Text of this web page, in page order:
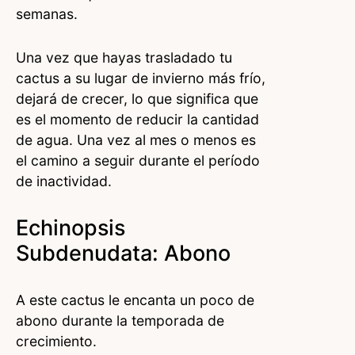
semanas.
Una vez que hayas trasladado tu
cactus a su lugar de invierno más frío,
dejará de crecer, lo que significa que
es el momento de reducir la cantidad
de agua. Una vez al mes o menos es
el camino a seguir durante el período
de inactividad.
Echinopsis
Subdenudata: Abono
A este cactus le encanta un poco de
abono durante la temporada de
crecimiento.